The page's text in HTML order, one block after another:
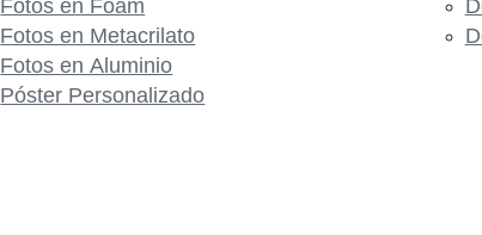
Fotos en Foam
Fotos en Metacrilato
Fotos en Aluminio
Póster Personalizado